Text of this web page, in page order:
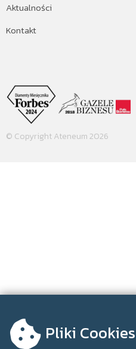
Aktualności
Kontakt
© Copyright Ateneum 2026
Pliki Cookies